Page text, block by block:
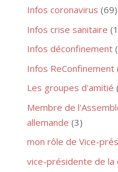
Infos coronavirus (69)
Infos crise sanitaire
Infos déconfinement
Infos ReConfinement
Les groupes d'amitié
Membre de
allemande (3)
mon rôle de Vice-
vice-présidente de la